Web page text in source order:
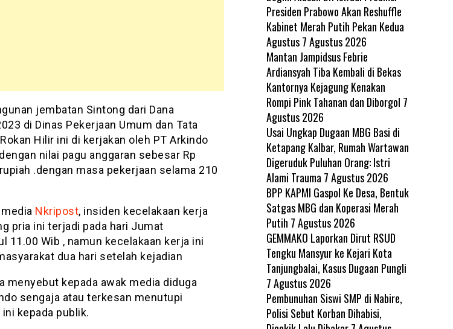
jembatan Sintong dari Dana
di Dinas Pekerjaan Umum dan Tata
Hilir ini di kerjakan oleh PT Arkindo
nilai pagu anggaran sebesar Rp
.dengan masa pekerjaan selama 210
Nkripost, insiden kecelakaan kerja
pria ini terjadi pada hari Jumat
11.00 Wib , namun kecelakaan kerja ini
dua hari setelah kejadian
menyebut kepada awak media diduga
sengaja atau terkesan menutupi
kepada publik.
Presiden Prabowo Akan Reshuffle
Kabinet Merah Putih Pekan Kedua
Agustus 7 Agustus 2026
Mantan Jampidsus Febrie
Ardiansyah Tiba Kembali di Bekas
Kantornya Kejagung Kenakan
Rompi Pink Tahanan dan Diborgol 7
Agustus 2026
Usai Ungkap Dugaan MBG Basi di
Ketapang Kalbar, Rumah Wartawan
Digeruduk Puluhan Orang: Istri
Alami Trauma 7 Agustus 2026
BPP KAPMI Gaspol Ke Desa, Bentuk
Satgas MBG dan Koperasi Merah
Putih 7 Agustus 2026
GEMMAKO Laporkan Dirut RSUD
Tengku Mansyur ke Kejari Kota
Tanjungbalai, Kasus Dugaan Pungli
7 Agustus 2026
Pembunuhan Siswi SMP di Nabire,
Polisi Sebut Korban Dihabisi,